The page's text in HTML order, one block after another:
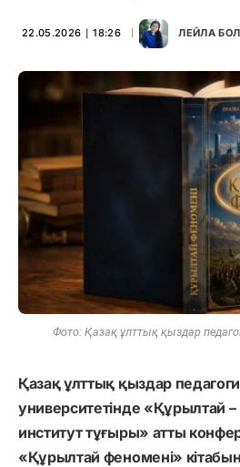
22.05.2026 ∣ 18:26 ЛЕЙЛА
Фото: Қазақ ұлттық қыздар
Қазақ ұлттық қыздар
университетінде «Құрылтай –
институт тұғыры» атты
«Құрылтай феномені»